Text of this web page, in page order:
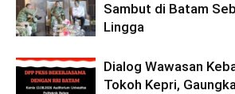
Sambut di Batam
Lingga
Dialog Wawasan
Tokoh Kepri,